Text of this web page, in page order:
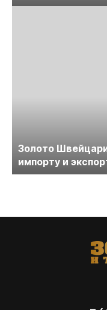
Золото
импорту и